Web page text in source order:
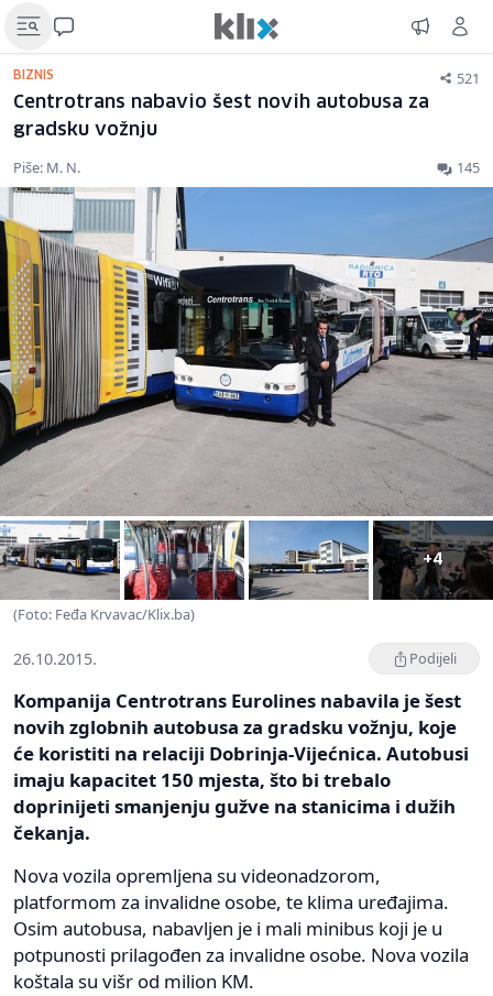
BIZNIS 521
Centrotrans nabavio šest novih autobusa za
gradsku vožnju
Piše: M. N. 145
+4
(Foto: Feđa Krvavac/Klix.ba)
26.10.2015. Podijeli
Kompanija Centrotrans Eurolines nabavila je šest
novih zglobnih autobusa za gradsku vožnju, koje
će koristiti na relaciji Dobrinja-Vijećnica. Autobusi
imaju kapacitet 150 mjesta, što bi trebalo
doprinijeti smanjenju gužve na stanicima i dužih
čekanja.
Nova vozila opremljena su videonadzorom,
platformom za invalidne osobe, te klima uređajima.
Osim autobusa, nabavljen je i mali minibus koji je u
potpunosti prilagođen za invalidne osobe. Nova vozila
koštala su višr od milion KM.